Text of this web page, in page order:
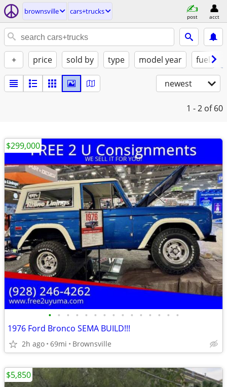
brownsville cars+trucks
post acct
+ price sold by type model year fuel
newest
1 - 2 of 60
• • • • • • • • • • • • • • •
1976 Ford Bronco SEMA BUILD!!!
2h ago 69mi Brownsville
$299,000
$5,850